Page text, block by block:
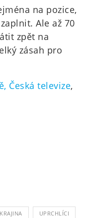
na pozice,
Ale až 70
zpět na
zásah pro
Česká televize,
UPRCHLÍCI